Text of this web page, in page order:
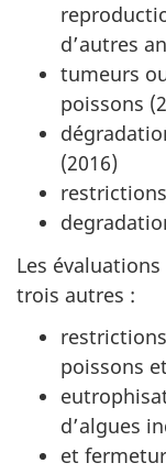
d’autres
tumeurs
poissons
(2016)
Les
trois autres :
poissons
d’algues
et